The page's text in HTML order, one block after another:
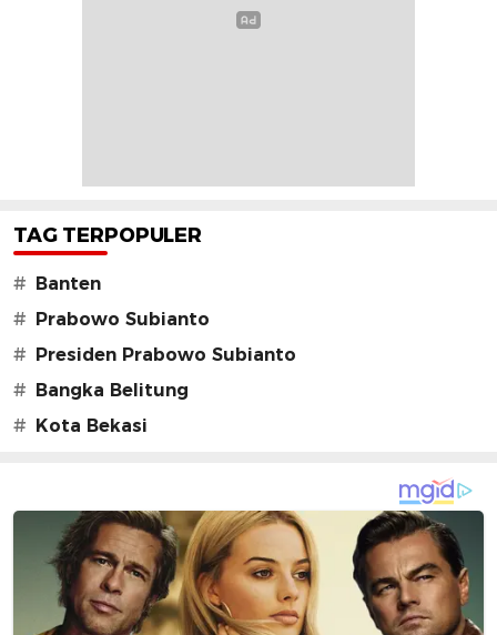
TAG TERPOPULER
#
Banten
#
Prabowo Subianto
#
Presiden Prabowo Subianto
#
Bangka Belitung
#
Kota Bekasi